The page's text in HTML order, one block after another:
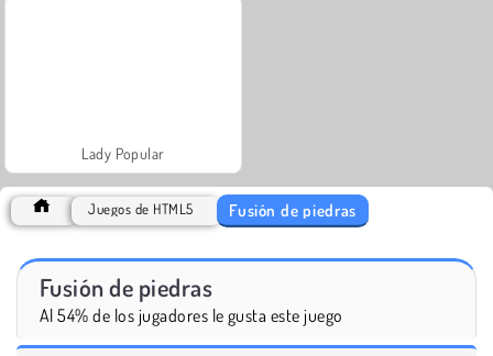
Lady Popular
Juegos de HTML5 Fusión de piedras
Fusión de piedras
Al 54% de los jugadores le gusta este juego